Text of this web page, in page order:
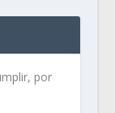
por